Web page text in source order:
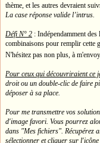
thème, et les autres devraient
La case réponse valide l’intrus.
Défi N° 2 : Indépendamment
combinaisons pour remplir cette
N'hésitez pas non plus, à
Pour ceux qui découvriraient ce
droit ou un double-clic de faire
déposer à sa place.
Pour me transmettre vos
d'image favori. Vous pourrez
dans "Mes fichiers". Récupérez
sélectionner et cliquer sur